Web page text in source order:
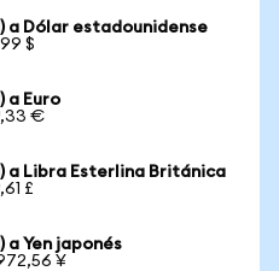
a Dólar estadounidense
$
a Euro
€
a Libra Esterlina Británica
£
a Yen japonés
¥